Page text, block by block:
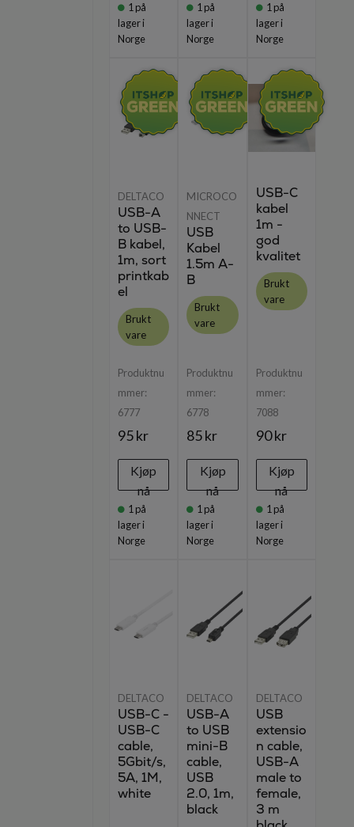
1 på
lager i
Norge
1 på
lager i
Norge
1 på
lager i
Norge
DELTACO
USB-A
to USB-
B kabel,
1m, sort
printkab
el
Brukt
vare
Produktnu
mmer:
6777
95 kr
Kjøp
nå
1 på
lager i
Norge
MICROCO
NNECT
USB
Kabel
1.5m A-
B
Brukt
vare
Produktnu
mmer:
6778
85 kr
Kjøp
nå
1 på
lager i
Norge
USB-C
kabel
1m -
god
kvalitet
Brukt
vare
Produktnu
mmer:
7088
90 kr
Kjøp
nå
1 på
lager i
Norge
DELTACO
USB-C -
USB-C
cable,
5Gbit/s,
5A, 1M,
white
DELTACO
USB-A
to USB
mini-B
cable,
USB
2.0, 1m,
black
DELTACO
USB
extensio
n cable,
USB-A
male to
female,
3 m